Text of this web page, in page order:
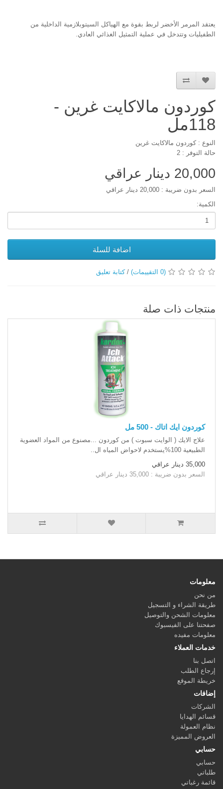
يعتقد المرمر الأخضر لربط بقوة مع الهياكل السيتوبلازمية الداخلية من
الطفيليات وتتدخل في عملية التمثيل الغذائي العادي.
كوردون مالاكايت غرين -
118مل
النوع : كوردون مالاكايت غرين
حالة التوفر : 2
20,000 دينار عراقي
السعر بدون ضريبة : 20,000 دينار عراقي
الكمية:
اضافة للسلة
(0 التقييمات) /كتابة تعليق
منتجات ذات صلة
كوردون ايك اتاك - 500 مل
علاج الايك ( الوايت سبوت ) من كوردون ...مصنوع من المواد العضوية
الطبيعية 100%يستخدم لاحواض المياه ال..
35,000 دينار عراقي
السعر بدون ضريبة : 35,000 دينار عراقي
معلومات
من نحن
طريقة الشراء و التسجيل
معلومات الشحن والتوصيل
صفحتنا على الفيسبوك
معلومات مفيده
خدمات العملاء
اتصل بنا
إرجاع الطلب
خريطة الموقع
إضافات
الشركات
قسائم الهدايا
نظام العمولة
العروض المميزة
حسابي
حسابي
طلباتي
قائمة رغباتي